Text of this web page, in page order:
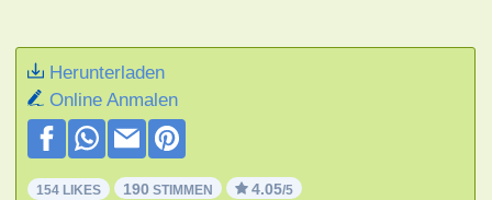
Herunterladen
Online Anmalen
154 LIKES 190 STIMMEN 4.05/5